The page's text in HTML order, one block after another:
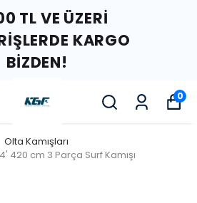
TL VE ÜZERI
KARGO
BIZDEN!
0
Olta Kamışları
420 cm 3 Parça Surf Kamışı